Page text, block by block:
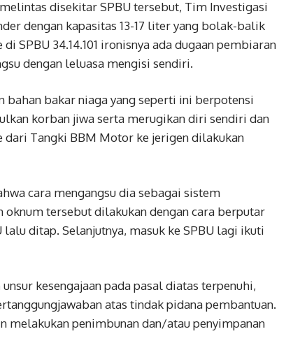
disekitar SPBU tersebut, Tim Investigasi
dengan kapasitas 13-17 liter yang bolak-balik
SPBU 34.14.101 ironisnya ada dugaan pembiaran
dengan leluasa mengisi sendiri.
bahan bakar niaga yang seperti ini berpotensi
korban jiwa serta merugikan diri sendiri dan
Tangki BBM Motor ke jerigen dilakukan
cara mengangsu dia sebagai sistem
tersebut dilakukan dengan cara berputar
ditap. Selanjutnya, masuk ke SPBU lagi ikuti
kesengajaan pada pasal diatas terpenuhi,
atas tindak pidana pembantuan.
melakukan penimbunan dan/atau penyimpanan